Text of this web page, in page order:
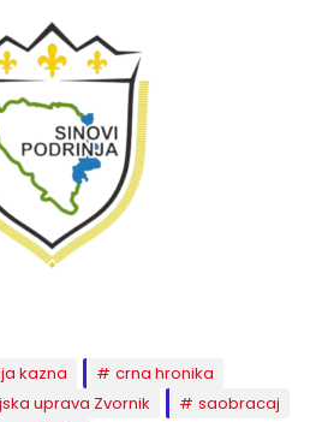
kazna
crna hronika
uprava Zvornik
saobracaj